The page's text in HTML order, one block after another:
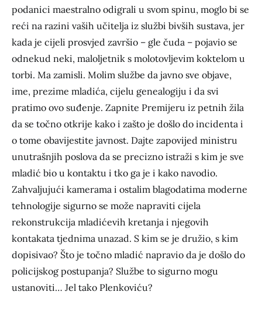
podanici maestralno odigrali u svom spinu, moglo bi se
reći na razini vaših učitelja iz službi bivših sustava, jer
kada je cijeli prosvjed završio – gle čuda – pojavio se
odnekud neki, maloljetnik s molotovljevim koktelom u
torbi. Ma zamisli. Molim službe da javno sve objave,
ime, prezime mladića, cijelu genealogiju i da svi
pratimo ovo suđenje. Zapnite Premijeru iz petnih žila
da se točno otkrije kako i zašto je došlo do incidenta i
o tome obavijestite javnost. Dajte zapovijed ministru
unutrašnjih poslova da se precizno istraži s kim je sve
mladić bio u kontaktu i tko ga je i kako navodio.
Zahvaljujući kamerama i ostalim blagodatima moderne
tehnologije sigurno se može napraviti cijela
rekonstrukcija mladićevih kretanja i njegovih
kontakata tjednima unazad. S kim se je družio, s kim
dopisivao? Što je točno mladić napravio da je došlo do
policijskog postupanja? Službe to sigurno mogu
ustanoviti… Jel tako Plenkoviću?